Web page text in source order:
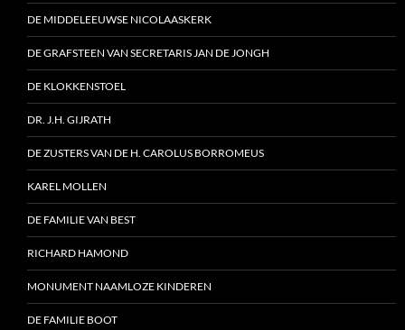
DE MIDDELEEUWSE NICOLAASKERK
DE GRAFSTEEN VAN SECRETARIS JAN DE JONGH
DE KLOKKENSTOEL
DR. J.H. GIJRATH
DE ZUSTERS VAN DE H. CAROLUS BORROMEUS
KAREL MOLLEN
DE FAMILIE VAN BEST
RICHARD HAMOND
MONUMENT NAAMLOZE KINDEREN
DE FAMILIE BOOT